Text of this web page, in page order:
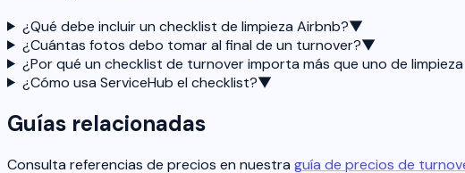
¿Qué debe incluir un checklist de limpieza Airbnb?▼
¿Cuántas fotos debo tomar al final de un turnover?▼
¿Por qué un checklist de turnover importa más que uno de
¿Cómo usa ServiceHub el checklist?▼
Guías relacionadas
Consulta referencias de precios en nuestra guía de precios de